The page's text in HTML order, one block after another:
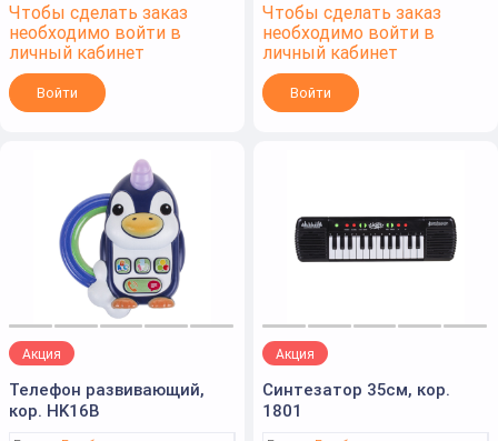
Чтобы сделать заказ
необходимо войти в
личный кабинет
Войти
Чтобы сделать заказ
необходимо войти в
личный кабинет
Войти
Акция
Телефон развивающий,
кор. HK16B
Акция
Синтезатор 35см, кор.
1801